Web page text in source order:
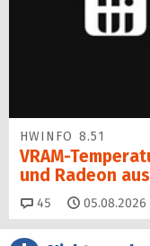
HWINFO 8.51
VRAM-
und Radeon
45 Kommentare
05.08.2026